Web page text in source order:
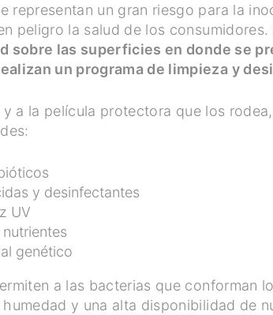
representan un gran riesgo para la
peligro la salud de los consumidores.
sobre las superficies en donde se
un programa de limpieza y
y a la película protectora que los
y desinfectantes
UV
genético
a las bacterias que conforman
y una alta disponibilidad de